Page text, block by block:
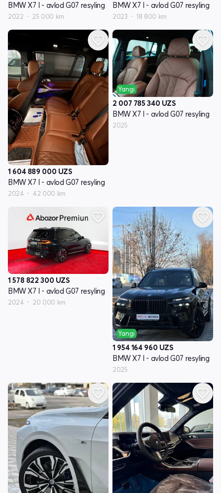
BMW X7 I - avlod G07 resyling
2022 25 000 km
BMW X7 I - avlod G07 resyling
2023 18 800 km
1 604 889 000 UZS
BMW X7 I - avlod G07 resyling
2024 42 000 km
Yangi
2 007 785 340 UZS
BMW X7 I - avlod G07 resyling
2025
1 578 822 300 UZS
BMW X7 I - avlod G07 resyling
2024 20 000 km
Yangi
1 954 164 960 UZS
BMW X7 I - avlod G07 resyling
2025